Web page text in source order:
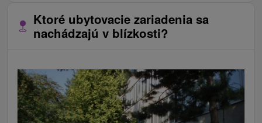
Ktoré ubytovacie zariadenia sa
nachádzajú v blízkosti?